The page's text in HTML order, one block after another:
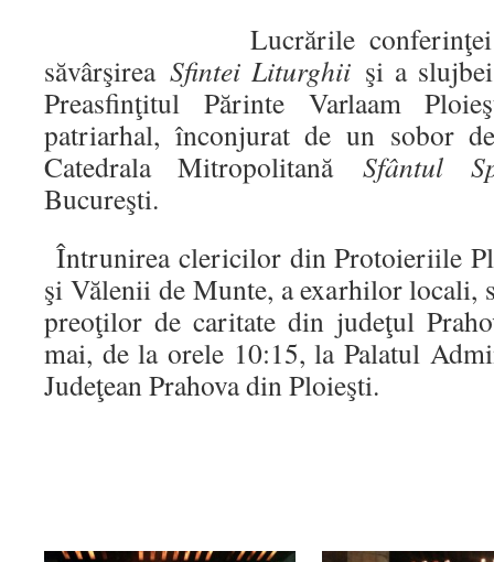
Lucrările conferinţei au
săvârşirea Sfintei Liturghii şi a
Preasfinţitul Părinte Varlaam
patriarhal, înconjurat de un sobor
Catedrala MitropolitanăSfântul
Bucureşti.
Întrunirea clericilor din Protoieriile
şi Vălenii de Munte, a exarhilor locali,
preoţilor de caritate din judeţul
mai, de la orele 10:15, la Palatul
Judeţean Prahova din Ploieşti.